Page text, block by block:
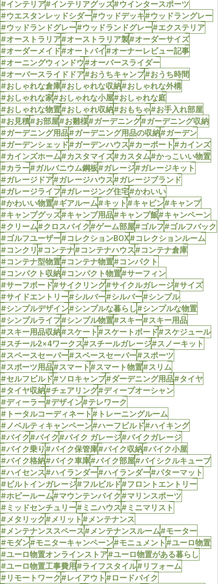
#インテリア#インテリアグッズ#ウインタースポーツ
#ウエスタンレッドシダー#ウッドデッキ#ウッドラングレー
#ウッドランドグレー#ウッドランドグレー#エクステリア
#オーストラリア#オーストラリア製#オーダーサイズ
#オーダーメイド#オートバイ#オーナーレビュー記事
#オーニングウィンドウ#オーバースライダー
#オーバースライドドア#おうちキャンプ#おうち時間
#おしゃれな倉庫#おしゃれな収納#おしゃれな外構
#おしゃれな家#おしゃれな小屋#おしゃれな庭
#おしゃれな物置#おしゃれ収納#おもちゃ#お手入れ部屋
#お見積#お部屋#お雛様#ガーデニング#ガーデニング収納
#ガーデニング用品#ガーデニング用品の収納#ガーデン
#ガーデンシェッド#ガーデンハウス#カーポート#カインズ
#カインズホーム#カスタマイズ#カスタム#かっこいい物置
#カラー#ガルバニウム鋼板#ガレージ#ガレージキット
#ガレージドア#ガレージハウス#ガレージブランド
#ガレージライフ#ガレージング住宅#かわいい
#かわいい物置#ギアルーム#キット#キャビン#キャンプ
#キャンプグッズ#キャンプ用品#キャンプ飯#キャンペーン
#クリーム#クロスバイク#ゲーム部屋#ゴルフ#ゴルフバック
#ゴルフユーザー#コレクションBOX#コレクションルーム
#コンクリ#コンテナ#コンテナハウス#コンテナ倉庫
#コンテナ型物置#コンテナ物置#コンパクト
#コンパクト収納#コンパクト物置#サーフィン
#サーフボード#サイクリング#サイクルガレージ#サイズ
#サイドエントリー#シルバー#シルバー#シンプル
#シンプルデザイン#シンプルな暮らし#シンプルな物置
#シンプルライフ#シンプル物置#スキー#スキー用品
#スキー用品収納#スケート#スケートボード#スケジュール
#スチール2×4ワークス#スチールガレージ#スノーキット
#スペースセーバー#スペースセーバー#スポーツ
#スポーツ用品#スマート#スマート物置#スリム
#セルフビルド#ソロキャンプ#ダーデニング用品#タイヤ
#タイヤ収納#チェアリング#ディープオーシャン
#ディーラー#デザイン#テレワーク
#トータルコーディネート#トレーニングルーム
#ノベルティキャンペーン#ハーフビルド#ハイキング
#バイク#バイク#バイク ガレージ#バイクガレージ
#バイク乗り#バイク保管庫#バイク収納#バイク小屋
#バイク格納#バイク車庫#バイク部屋#バイシクルキューブ
#ハイセンス#ハイランダー#ハイランダー#パターマット
#ビルトインガレージ#フルビルド#フロントエントリー
#ホビールーム#マウンテンバイク#マリンスポーツ
#ミッドセンチュリー#ミニハウス#ミニマリスト
#メタリック#メリット#メンテナンス
#メンテナンススペース#メンテナンスルーム#モーター
#モダン#モニターキャンペーン#モニュメント#ユーロ物置
#ユーロ物置オンラインストア#ユーロ物置がある暮らし
#ユーロ物置工事費用#ライフスタイル#リフォーム
#リモートワーク#レイアウト#ロードバイク